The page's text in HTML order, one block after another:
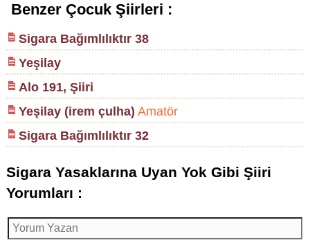
Benzer Çocuk Şiirleri :
Sigara Bağımlılıktır 38
Yeşilay
Alo 191, Şiiri
Yeşilay (irem çulha) Amatör
Sigara Bağımlılıktır 32
Sigara Yasaklarına Uyan Yok Gibi Şiiri
Yorumları :